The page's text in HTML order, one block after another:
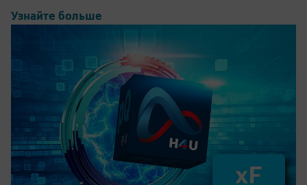
Узнайте больше